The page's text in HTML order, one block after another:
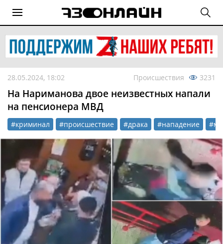
28.05.2024, 18:02 Происшествия 3231
На Нариманова двое неизвестных напали
на пенсионера МВД
#криминал #происшествие #драка #нападение